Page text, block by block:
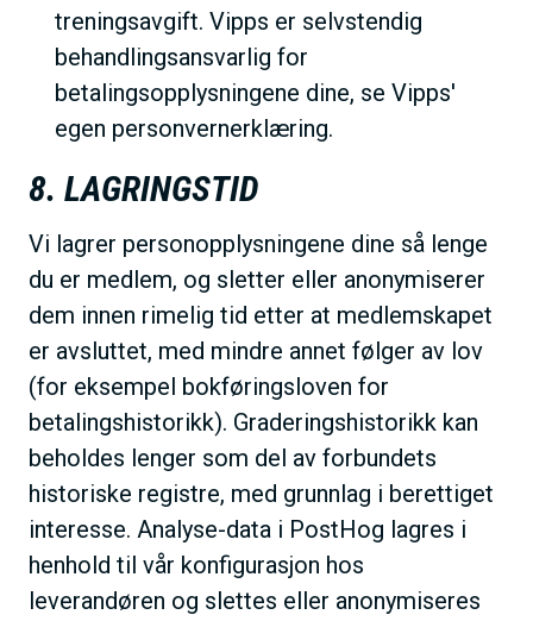
treningsavgift. Vipps er selvstendig
behandlingsansvarlig for
betalingsopplysningene dine, se Vipps'
egen personvernerklæring.
8. LAGRINGSTID
Vi lagrer personopplysningene dine så lenge
du er medlem, og sletter eller anonymiserer
dem innen rimelig tid etter at medlemskapet
er avsluttet, med mindre annet følger av lov
(for eksempel bokføringsloven for
betalingshistorikk). Graderingshistorikk kan
beholdes lenger som del av forbundets
historiske registre, med grunnlag i berettiget
interesse. Analyse-data i PostHog lagres i
henhold til vår konfigurasjon hos
leverandøren og slettes eller anonymiseres